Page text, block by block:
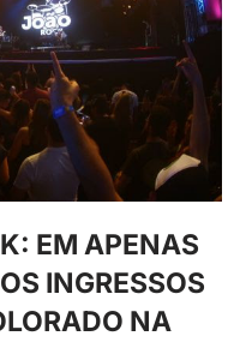
EM APENAS
INGRESSOS
NA